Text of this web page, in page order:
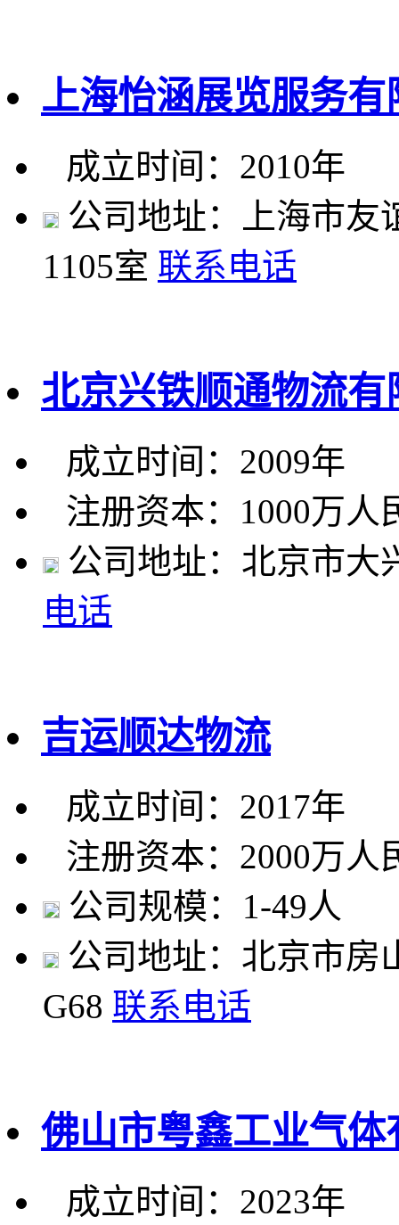
上海怡涵展览服务有
成立时间：2010年
公司地址：上海市友
1105室 联系电话
北京兴铁顺通物流有
成立时间：2009年
注册资本：1000万人
公司地址：北京市大
电话
吉运顺达物流
成立时间：2017年
注册资本：2000万人
公司规模：1-49人
公司地址：北京市房
G68 联系电话
佛山市粤鑫工业气体
成立时间：2023年